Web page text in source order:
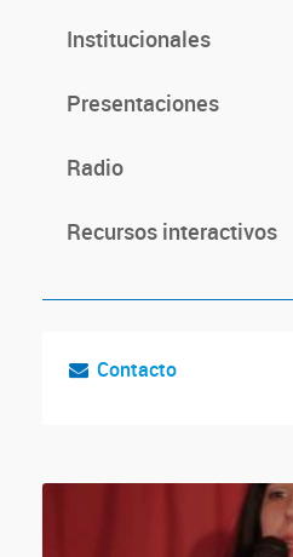
Institucionales
Presentaciones
Radio
Recursos interactivos
Contacto